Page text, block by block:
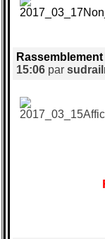
15:06par